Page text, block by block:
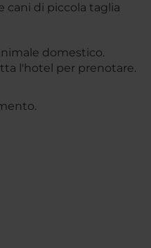
cani di piccola taglia
domestico.
l'hotel per prenotare.